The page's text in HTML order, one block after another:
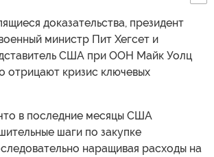
доказательства, президент
министр Пит Хегсет и
США при ООН Майк Уолц
отрицают кризис ключевых
в последние месяцы США
шаги по закупке
наращивая расходы на